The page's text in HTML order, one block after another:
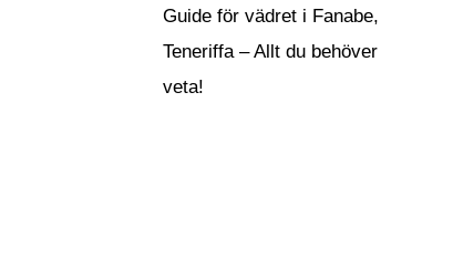
Guide för vädret i Fanabe,
Teneriffa – Allt du behöver
veta!